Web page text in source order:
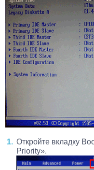
Откройте вкладку
Priority».